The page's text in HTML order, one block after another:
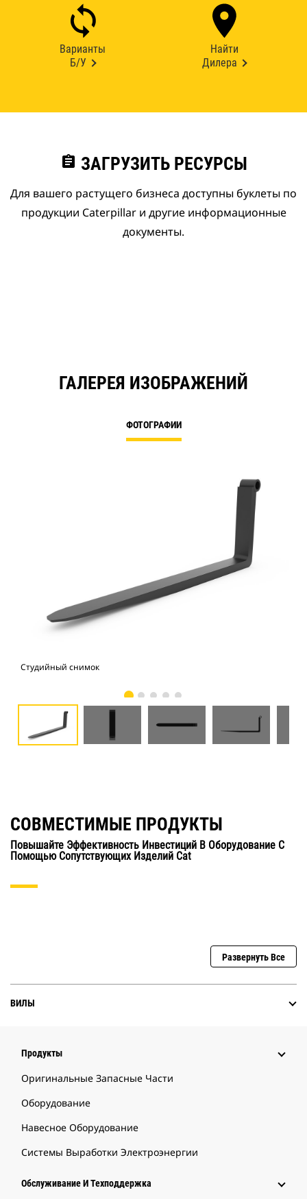
Варианты
Б/У
Найти
Дилера
assignment ЗАГРУЗИТЬ РЕСУРСЫ
Для вашего растущего бизнеса доступны буклеты по
продукции Caterpillar и другие информационные
документы.
ГАЛЕРЕЯ ИЗОБРАЖЕНИЙ
ФОТОГРАФИИ
Студийный снимок
СОВМЕСТИМЫЕ ПРОДУКТЫ
Повышайте Эффективность Инвестиций В Оборудование С
Помощью Сопутствующих Изделий Cat
Развернуть Все
ВИЛЫ
Продукты
Оригинальные Запасные Части
Оборудование
Навесное Оборудование
Системы Выработки Электроэнергии
Обслуживание И Техподдержка